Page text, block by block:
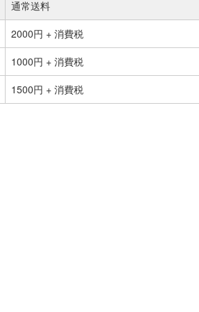
通常送料
2000円 + 消費税
1000円 + 消費税
1500円 + 消費税